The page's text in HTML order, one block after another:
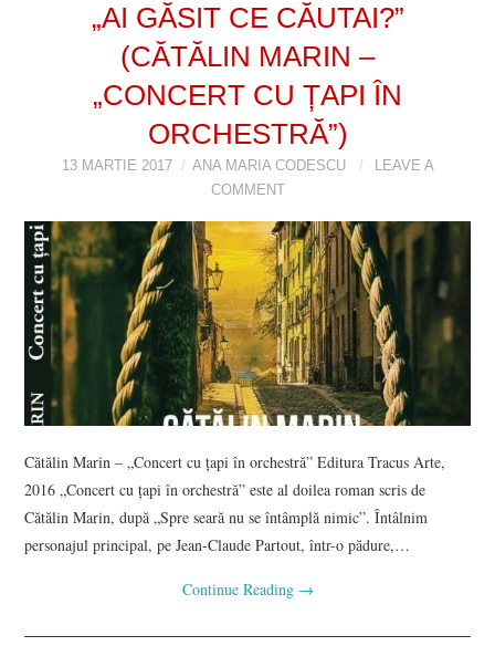
„AI GĂSIT CE CĂUTAI?”
(CĂTĂLIN MARIN –
„CONCERT CU ȚAPI ÎN
ORCHESTRĂ”)
13 MARTIE 2017 ANA MARIA CODESCU
LEAVE A
COMMENT
Cătălin Marin – „Concert cu țapi în orchestră” Editura Tracus Arte,
2016 „Concert cu țapi în orchestră” este al doilea roman scris de
Cătălin Marin, după „Spre seară nu se întâmplă nimic”. Întâlnim
personajul principal, pe Jean-Claude Partout, într-o pădure,…
Continue Reading →